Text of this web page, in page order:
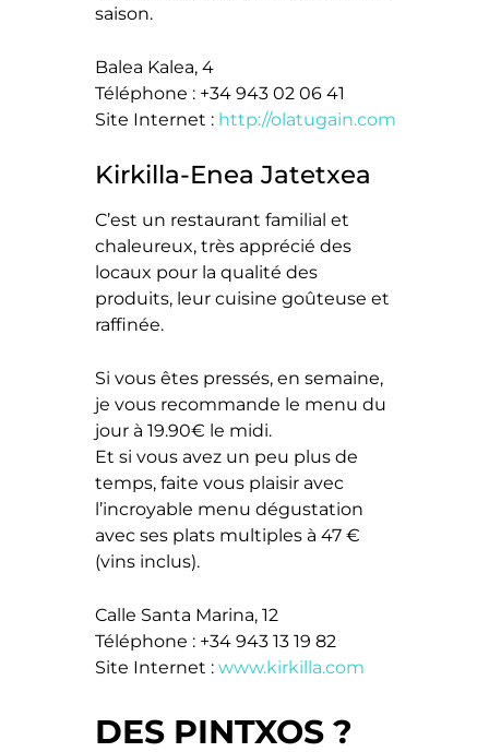
saison.
Balea Kalea, 4
Téléphone : +34 943 02 06 41
Site Internet : http://olatugain.com
Kirkilla-Enea Jatetxea
C’est un restaurant familial et
chaleureux, très apprécié des
locaux pour la qualité des
produits, leur cuisine goûteuse et
raffinée.
Si vous êtes pressés, en semaine,
je vous recommande le menu du
jour à 19.90€ le midi.
Et si vous avez un peu plus de
temps, faite vous plaisir avec
l’incroyable menu dégustation
avec ses plats multiples à 47 €
(vins inclus).
Calle Santa Marina, 12
Téléphone : +34 943 13 19 82
Site Internet :www.kirkilla.com
DES PINTXOS ?